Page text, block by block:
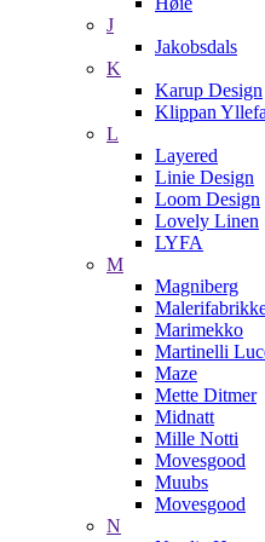
J
Jakobsdals
K
Karup Design
Klippan
L
Layered
Linie Design
Loom Design
Lovely Linen
LYFA
M
Magniberg
Marimekko
Martinelli
Maze
Mette Ditmer
Midnatt
Mille Notti
Movesgood
Muubs
Movesgood
N